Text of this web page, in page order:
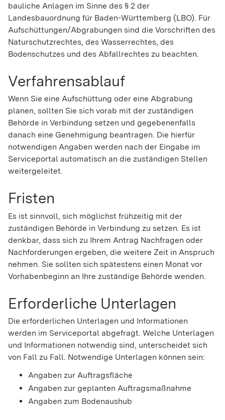
bauliche Anlagen im Sinne des § 2 der
Landesbauordnung für Baden-Württemberg (LBO). Für
Aufschüttungen/Abgrabungen sind die Vorschriften des
Naturschutzrechtes, des Wasserrechtes, des
Bodenschutzes und des Abfallrechtes zu beachten.
Verfahrensablauf
Wenn Sie eine Aufschüttung oder eine Abgrabung
planen, sollten Sie sich vorab mit der zuständigen
Behörde in Verbindung setzen und gegebenenfalls
danach eine Genehmigung beantragen. Die hierfür
notwendigen Angaben werden nach der Eingabe im
Serviceportal automatisch an die zuständigen Stellen
weitergeleitet.
Fristen
Es ist sinnvoll, sich möglichst frühzeitig mit der
zuständigen Behörde in Verbindung zu setzen. Es ist
denkbar, dass sich zu Ihrem Antrag Nachfragen oder
Nachforderungen ergeben, die weitere Zeit in Anspruch
nehmen. Sie sollten sich spätestens einen Monat vor
Vorhabenbeginn an Ihre zuständige Behörde wenden.
Erforderliche Unterlagen
Die erforderlichen Unterlagen und Informationen
werden im Serviceportal abgefragt. Welche Unterlagen
und Informationen notwendig sind, unterscheidet sich
von Fall zu Fall. Notwendige Unterlagen können sein:
Angaben zur Auftragsfläche
Angaben zur geplanten Auftragsmaßnahme
Angaben zum Bodenaushub